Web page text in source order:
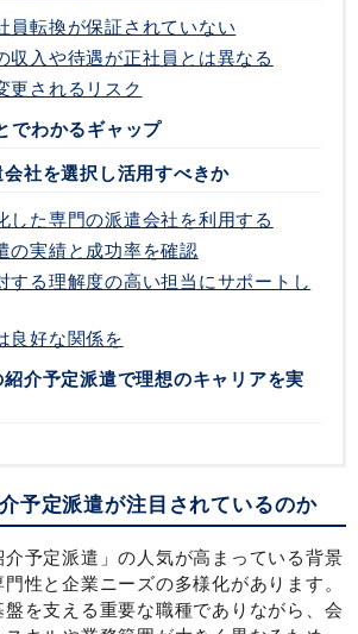
転換が保証されていない
入や待遇が正社員とは異なる
されるリスク
でわかるギャップ
社を選択し活用すべきか
た専門の派遣会社を利用する
実績と成功率を確認
る理解度の高い担当にサポートし
良好な関係を
介予定派遣で理想のキャリアを実
予定派遣が注目されているのか
予定派遣」の人気が高まっている背景
性と企業ニーズの多様化があります。
を支える重要な職種でありながら、会